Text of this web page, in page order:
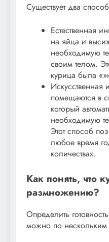
Существует два
Естественная
на яйца и
необходимую
своим телом.
курица была
Искусственная
помещаются в
который
необходимую
Этот способ
любое время
количествах.
Как понять‚ что
размножению?
Определить
можно по нескольким